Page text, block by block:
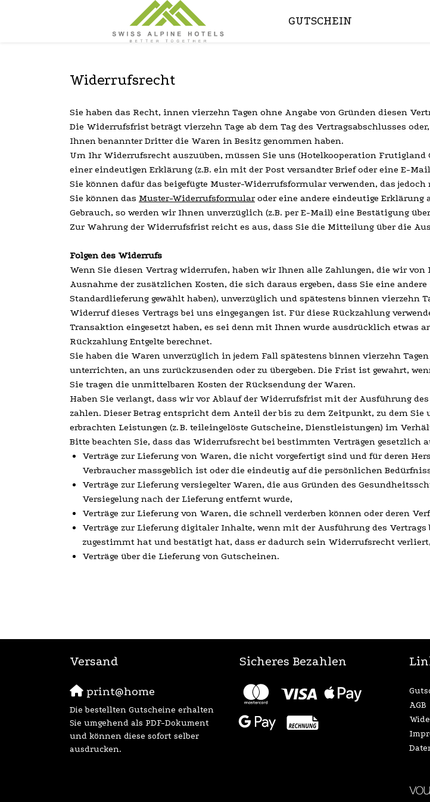
GUTSCHEIN
Widerrufsrecht
Sie haben das Recht, innen vierzehn Tagen ohne Angabe von Gründen diesen
Die Widerrufsfrist beträgt vierzehn Tage ab dem Tag des Vertragsabschlusses
Ihnen benannter Dritter die Waren in Besitz genommen haben.
Um Ihr Widerrufsrecht auszuüben, müssen Sie uns (Hotelkooperation
einer eindeutigen Erklärung (z.B. ein mit der Post versandter Brief oder eine E-
Sie können dafür das beigefügte Muster-Widerrufsformular verwenden, das
Sie können das Muster-Widerrufsformularoder eine andere eindeutige
Gebrauch, so werden wir Ihnen unverzüglich (z.B. per E-Mail) eine Bestätigung
Zur Wahrung der Widerrufsfrist reicht es aus, dass Sie die Mitteilung über die
Folgen des Widerrufs
Wenn Sie diesen Vertrag widerrufen, haben wir Ihnen alle Zahlungen, die wir
Ausnahme der zusätzlichen Kosten, die sich daraus ergeben, dass Sie eine
Standardlieferung gewählt haben), unverzüglich und spätestens binnen vierzehn
Widerruf dieses Vertrags bei uns eingegangen ist. Für diese Rückzahlung
Transaktion eingesetzt haben, es sei denn mit Ihnen wurde ausdrücklich etwas
Rückzahlung Entgelte berechnet.
Sie haben die Waren unverzüglich in jedem Fall spätestens binnen vierzehn
unterrichten, an uns zurückzusenden oder zu übergeben. Die Frist ist gewahrt,
Sie tragen die unmittelbaren Kosten der Rücksendung der Waren.
Haben Sie verlangt, dass wir vor Ablauf der Widerrufsfrist mit der Ausführung
zahlen. Dieser Betrag entspricht dem Anteil der bis zu dem Zeitpunkt, zu dem
erbrachten Leistungen (z. B. teileingelöste Gutscheine, Dienstleistungen) im
Bitte beachten Sie, dass das Widerrufsrecht bei bestimmten Verträgen gesetzlich
Verträge zur Lieferung von Waren, die nicht vorgefertigt sind und für deren
Verbraucher massgeblich ist oder die eindeutig auf die persönlichen
Verträge zur Lieferung versiegelter Waren, die aus Gründen des
Versiegelung nach der Lieferung entfernt wurde,
Verträge zur Lieferung von Waren, die schnell verderben können oder deren
Verträge zur Lieferung digitaler Inhalte, wenn mit der Ausführung des
zugestimmt hat und bestätigt hat, dass er dadurch sein Widerrufsrecht verliert,
Verträge über die Lieferung von Gutscheinen.
Versand
print@home
Die bestellten Gutscheine erhalten
Sie umgehend als PDF-Dokument
und können diese sofort selber
ausdrucken.
Sicheres Bezahlen
AGB